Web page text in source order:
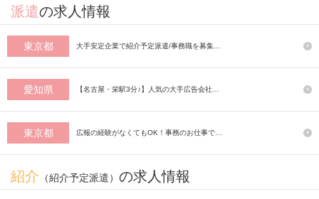
派遣の求人情報
東京都 大手安定企業で紹介予定派遣/事務職を募集…
愛知県 【名古屋・栄駅3分♪】人気の大手広告会社…
東京都 広報の経験がなくてもOK！事務のお仕事で…
紹介 （紹介予定派遣） の求人情報